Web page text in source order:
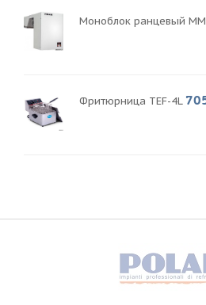
Моноблок ранцевый
Фритюрница TEF-4L